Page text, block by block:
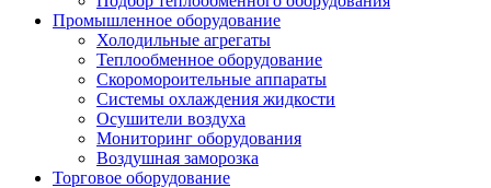
Промышленное оборудование
Холодильные агрегаты
Теплообменное оборудование
Скоромороительные аппараты
Системы охлаждения жидкости
Осушители воздуха
Мониторинг оборудования
Воздушная заморозка
Торговое оборудование